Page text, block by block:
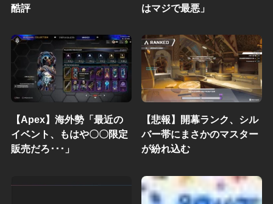
酷評
はマジで最悪」
【Apex】海外勢「最近の
イベント、もはや〇〇限定
販売だろ･･･」
【悲報】開幕ランク、シル
バー帯にまさかのマスター
が紛れ込む